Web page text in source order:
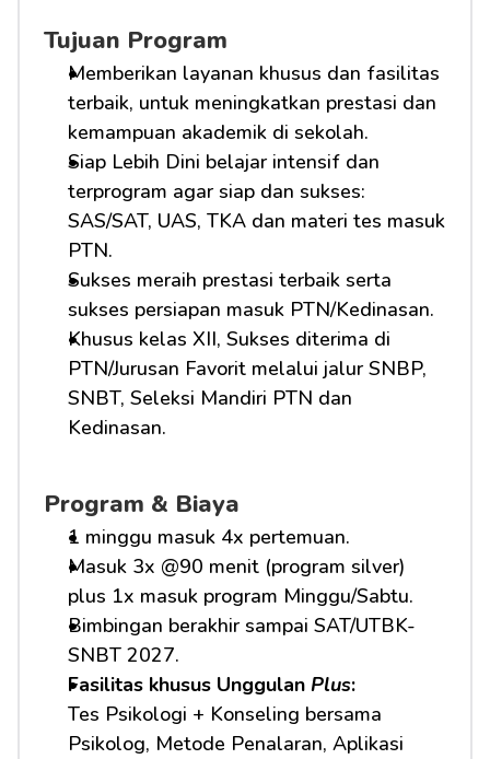
Tujuan Program
Memberikan layanan khusus dan fasilitas
terbaik, untuk meningkatkan prestasi dan
kemampuan akademik di sekolah.
Siap Lebih Dini belajar intensif dan
terprogram agar siap dan sukses:
SAS/SAT, UAS, TKA dan materi tes masuk
PTN.
Sukses meraih prestasi terbaik serta
sukses persiapan masuk PTN/Kedinasan.
Khusus kelas XII, Sukses diterima di
PTN/Jurusan Favorit melalui jalur SNBP,
SNBT, Seleksi Mandiri PTN dan
Kedinasan.
Program & Biaya
1 minggu masuk 4x pertemuan.
Masuk 3x @90 menit (program silver)
plus 1x masuk program Minggu/Sabtu.
Bimbingan berakhir sampai SAT/UTBK-
SNBT 2027.
Fasilitas khusus Unggulan Plus:
Tes Psikologi + Konseling bersama
Psikolog, Metode Penalaran, Aplikasi